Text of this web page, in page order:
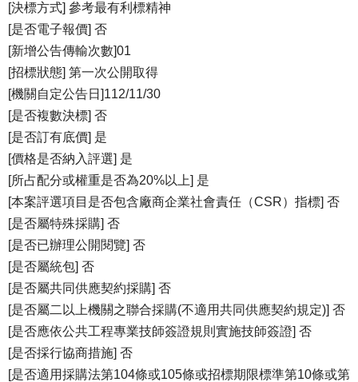
[決標方式] 參考最有利標精神
[是否電子報價] 否
[新增公告傳輸次數]01
[招標狀態] 第一次公開取得
[機關自定公告日]112/11/30
[是否複數決標] 否
[是否訂有底價] 是
[價格是否納入評選] 是
[所占配分或權重是否為20%以上] 是
[本案評選項目是否包含廠商企業社會責任（CSR）指標] 否
[是否屬特殊採購] 否
[是否已辦理公開閱覽] 否
[是否屬統包] 否
[是否屬共同供應契約採購] 否
[是否屬二以上機關之聯合採購(不適用共同供應契約規定)] 否
[是否應依公共工程專業技師簽證規則實施技師簽證] 否
[是否採行協商措施] 否
[是否適用採購法第104條或105條或招標期限標準第10條或第